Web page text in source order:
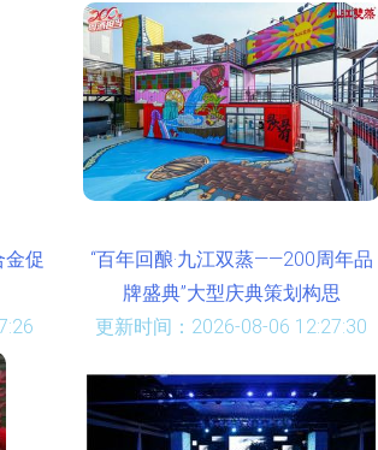
促
“百年回酿·九江双蒸——200周年品
牌盛典”大型庆典策划构思
更新时间：2026-08-06 12:27:30